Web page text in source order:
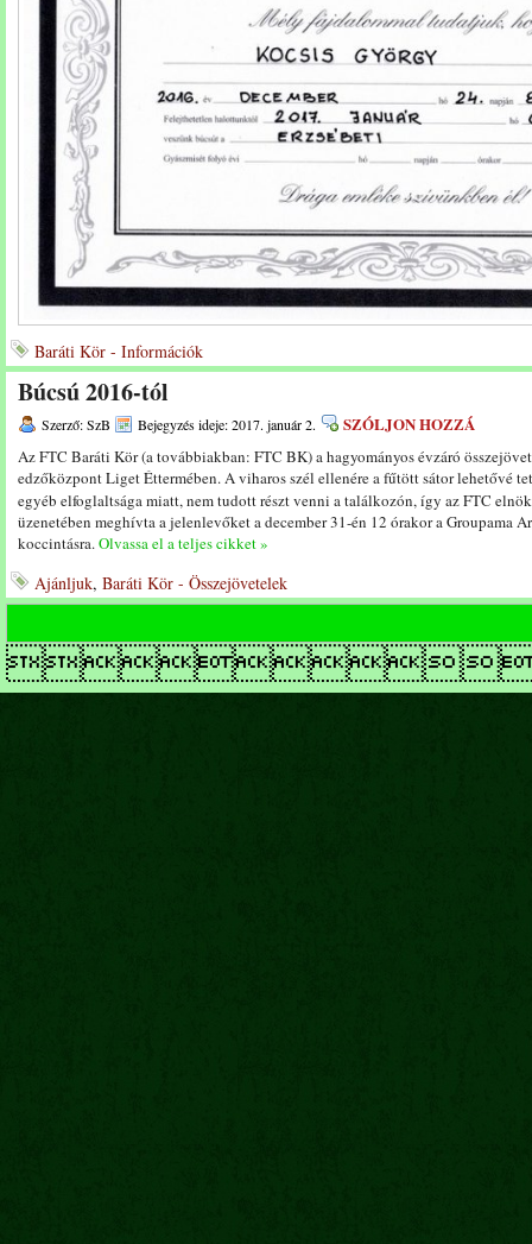
Baráti Kör - Információk
Búcsú 2016-tól
Szerző: SzB Bejegyzés ideje: 2017. január 2. SZÓLJON HOZZÁ
Az FTC Baráti Kör (a továbbiakban: FTC BK) a hagyományos évzáró
edzőközpont Liget Éttermében. A viharos szél ellenére a fűtött sátor lehetővé
egyéb elfoglaltsága miatt, nem tudott részt venni a találkozón, így az FTC
üzenetében meghívta a jelenlevőket a december 31-én 12 órakor a Groupama
koccintásra.Olvassa el a teljes cikket »
Ajánljuk, Baráti Kör - Összejövetelek